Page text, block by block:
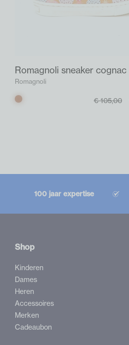
Romagnoli sneaker cognac
Romagnoli
Cognac € 105,00
100 jaar expertise
Shop
Kinderen
Dames
Heren
Accessoires
Merken
Cadeaubon